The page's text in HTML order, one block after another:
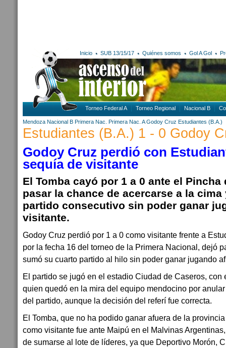
Inicio SUB 13/15/17 Quiénes somos Gol A Gol
Torneo Federal A Torneo Regional Nacional B
Mendoza Nacional B Primera Nac. Primera Nac. A Godoy Cruz Estudiantes (B.A.)
Estudiantes (B.A.) 1 - 0 Godoy
Godoy Cruz perdió con
sequía de visitante
El Tomba cayó por 1 a 0 ante el Pincha
pasar la chance de acercarse a la
partido consecutivo sin poder ganar
visitante.
Godoy Cruz perdió por 1 a 0 como visitante frente a
por la fecha 16 del torneo de la Primera Nacional, dejó
sumó su cuarto partido al hilo sin poder ganar jugando
El partido se jugó en el estadio Ciudad de Caseros, con
quien quedó en la mira del equipo mendocino por
del partido, aunque la decisión del referí fue correcta.
El Tomba, que no ha podido ganar afuera de la
como visitante fue ante Maipú en el Malvinas
de sumarse al lote de líderes, ya que Deportivo Morón,